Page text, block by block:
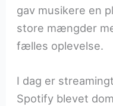
gav musikere en
store mængder
fælles oplevelse.
I dag er
Spotify blevet